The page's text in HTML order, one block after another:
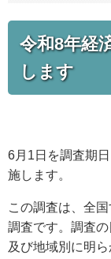
令和8年経
します
6月1日を調査期
施します。
この調査は、全
調査です。調査
及び地域別に明ら